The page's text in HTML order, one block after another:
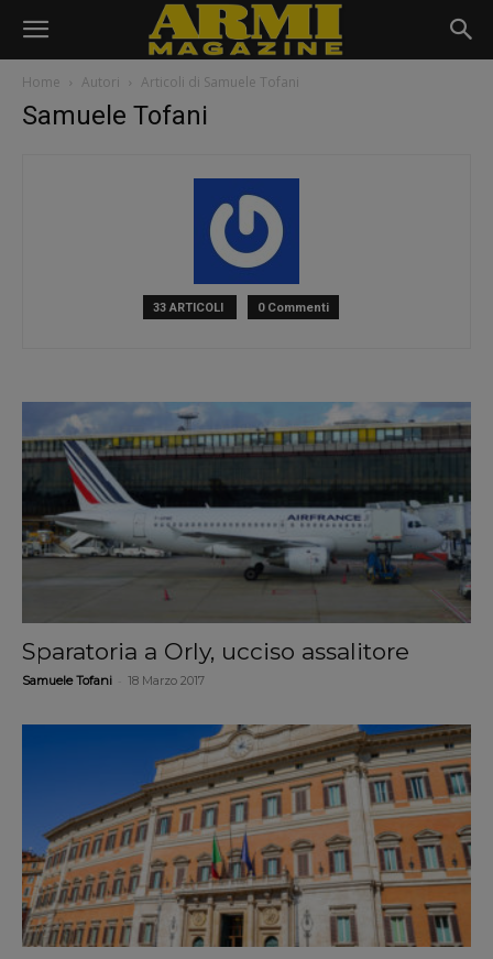
Home Autori Articoli di Samuele Tofani
Samuele Tofani
33 ARTICOLI 0 Commenti
Sparatoria a Orly, ucciso assalitore
Samuele Tofani 18 Marzo 2017